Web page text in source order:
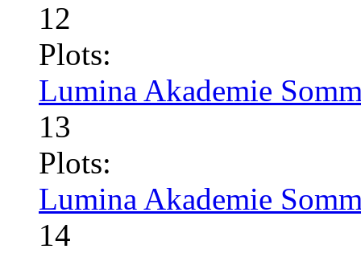
12
Plots:
Lumina Akademie
13
Plots:
Lumina Akademie
14